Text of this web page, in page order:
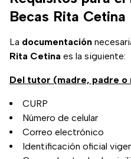
Becas Rita Cetina
La documentación
Rita Cetina es la siguiente:
Del tutor (madre, padre
CURP
Número de celular
Correo electrónico
Identificación oficial